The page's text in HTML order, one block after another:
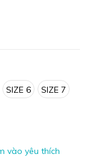
SIZE 6
SIZE 7
vào yêu thích